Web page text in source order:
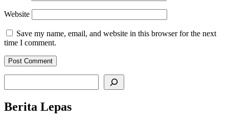
Website
Save my name, email, and website in this browser for the next
time I comment.
Berita Lepas